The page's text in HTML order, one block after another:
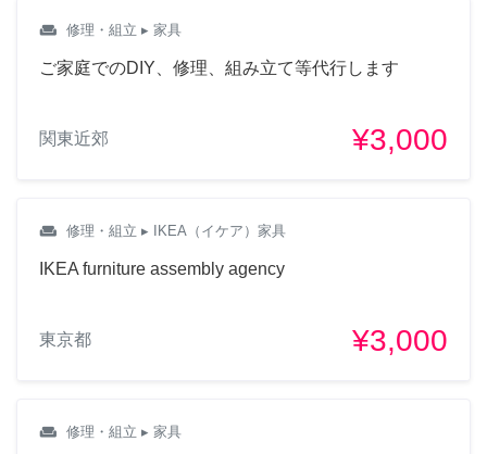
weekend 修理・組立 ▸ 家具
ご家庭でのDIY、修理、組み立て等代行します
関東近郊 ¥3,000
weekend 修理・組立 ▸ IKEA（イケア）家具
IKEA furniture assembly agency
東京都 ¥3,000
weekend 修理・組立 ▸ 家具